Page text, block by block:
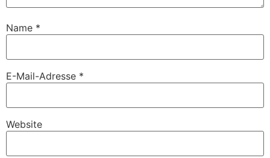
Name *
E-Mail-Adresse *
Website